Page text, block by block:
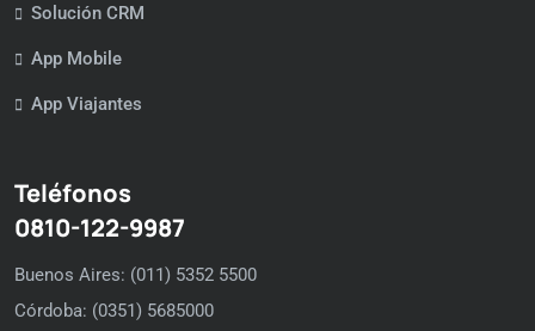
Solución CRM
App Mobile
App Viajantes
Teléfonos
0810-122-9987
Buenos Aires: (011) 5352 5500
Córdoba: (0351) 5685000